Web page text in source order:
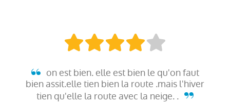
on est bien. elle est bien le qu'on faut
bien assit.elle tien bien la route .mais l'hiver
tien qu'elle la route avec la neige. .